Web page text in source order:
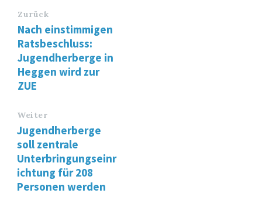
Zurück
Nach einstimmigen
Ratsbeschluss:
Jugendherberge in
Heggen wird zur
ZUE
Weiter
Jugendherberge
soll zentrale
Unterbringungseinr
ichtung für 208
Personen werden